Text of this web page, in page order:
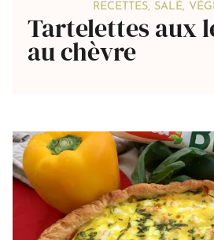
RECETTES, SALÉ,
Tartelettes aux
au chèvre